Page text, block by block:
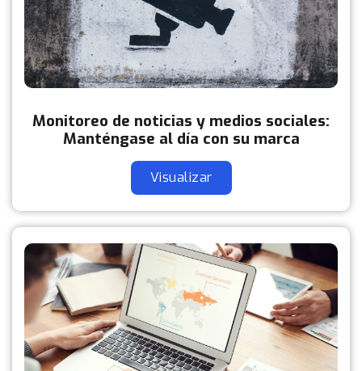
Monitoreo de noticias y medios sociales:
Manténgase al día con su marca
Visualizar